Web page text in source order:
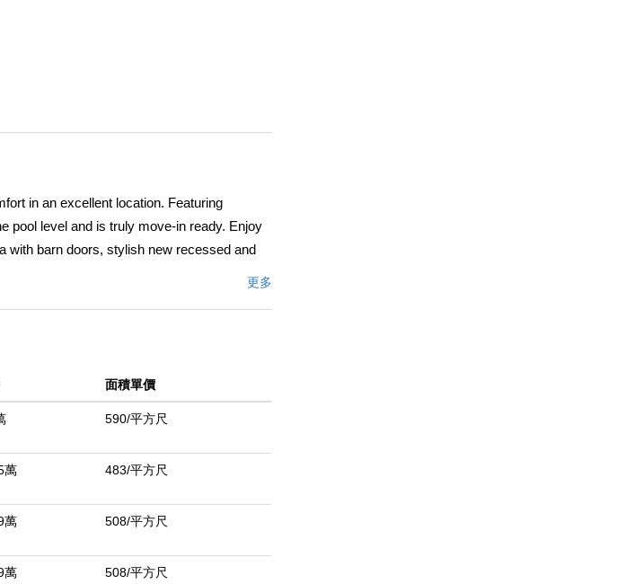
in an excellent location. Featuring
pool level and is truly move-in ready. Enjoy
with barn doors, stylish new recessed and
The primary suite includes a refreshed
The Greenbrier Terrace community
更多
面積單價
590/平方尺
萬 483/平方尺
萬 508/平方尺
萬 508/平方尺